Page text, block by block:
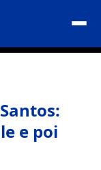
e poi